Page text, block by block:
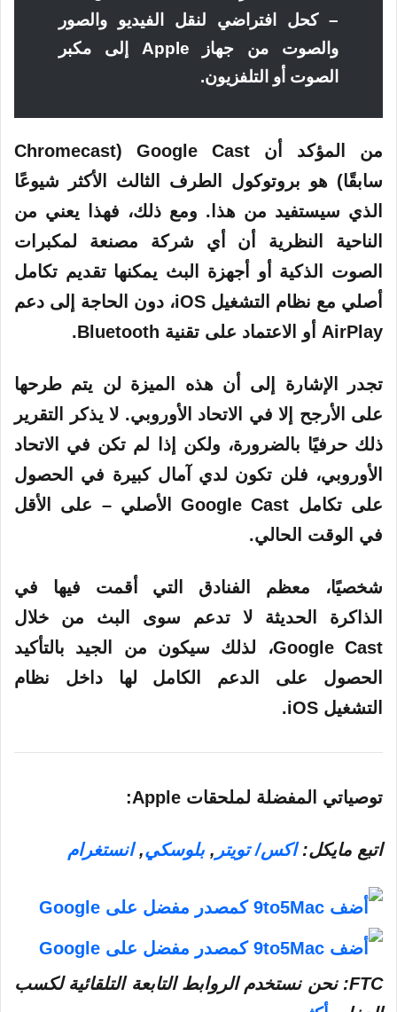
– كحل افتراضي لنقل الفيديو والصور
والصوت من جهاز Apple إلى مكبر
الصوت أو التلفزيون.
من المؤكد أن Google Cast (Chromecast
سابقًا) هو بروتوكول الطرف الثالث الأكثر شيوعًا
الذي سيستفيد من هذا. ومع ذلك، فهذا يعني من
الناحية النظرية أن أي شركة مصنعة لمكبرات
الصوت الذكية أو أجهزة البث يمكنها تقديم تكامل
أصلي مع نظام التشغيل iOS، دون الحاجة إلى دعم
AirPlay أو الاعتماد على تقنية Bluetooth.
تجدر الإشارة إلى أن هذه الميزة لن يتم طرحها
على الأرجح إلا في الاتحاد الأوروبي. لا يذكر التقرير
ذلك حرفيًا بالضرورة، ولكن إذا لم تكن في الاتحاد
الأوروبي، فلن تكون لدي آمال كبيرة في الحصول
على تكامل Google Cast الأصلي – على الأقل
في الوقت الحالي.
شخصيًا، معظم الفنادق التي أقمت فيها في
الذاكرة الحديثة لا تدعم سوى البث من خلال
Google Cast، لذلك سيكون من الجيد بالتأكيد
الحصول على الدعم الكامل لها داخل نظام
التشغيل iOS.
توصياتي المفضلة لملحقات Apple:
اتبع مايكل:اكس/ تويتر , بلوسكي,انستغرام
FTC: نحن نستخدم الروابط التابعة التلقائية لكسب